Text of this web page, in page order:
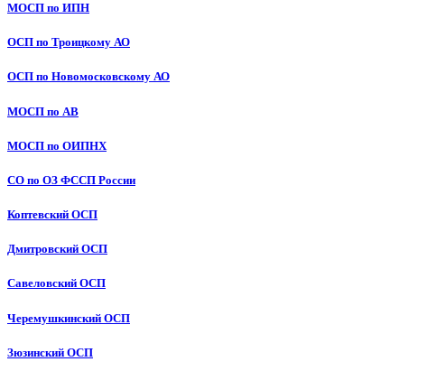
МОСП по ИПН
ОСП по Троицкому АО
ОСП по Новомосковскому АО
МОСП по АВ
МОСП по ОИПНХ
СО по ОЗ ФССП России
Коптевский ОСП
Дмитровский ОСП
Савеловский ОСП
Черемушкинский ОСП
Зюзинский ОСП